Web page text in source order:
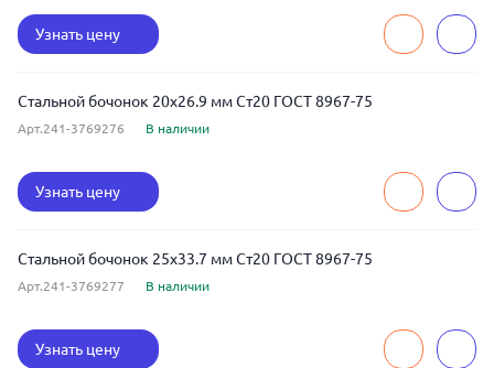
Узнать цену
Стальной бочонок 20x26.9 мм Ст20 ГОСТ 8967-75
Арт.241-3769276 В наличии
Узнать цену
Стальной бочонок 25x33.7 мм Ст20 ГОСТ 8967-75
Арт.241-3769277 В наличии
Узнать цену